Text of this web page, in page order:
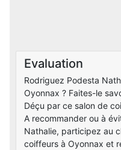
Evaluation
Rodriguez Podesta
Oyonnax ? Faites-le
Déçu par ce salon de
A recommander ou à
Nathalie, participez au
coiffeurs à Oyonnax et